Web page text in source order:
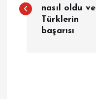
nasıl oldu ve
Türklerin
başarısı